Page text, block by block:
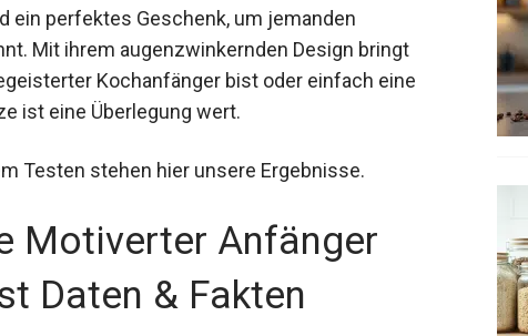
ein perfektes Geschenk, um jemanden
Mit ihrem augenzwinkernden Design bringt
Kochanfänger bist oder einfach eine
ist eine Überlegung wert.
Testen stehen hier unsere Ergebnisse.
Motiverter Anfänger
Daten & Fakten